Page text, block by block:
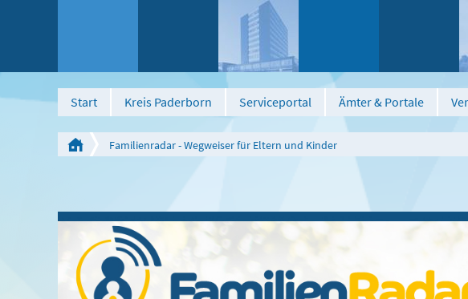
Start Kreis Paderborn Serviceportal Ämter & Portale
Familienradar - Wegweiser für Eltern und Kinder